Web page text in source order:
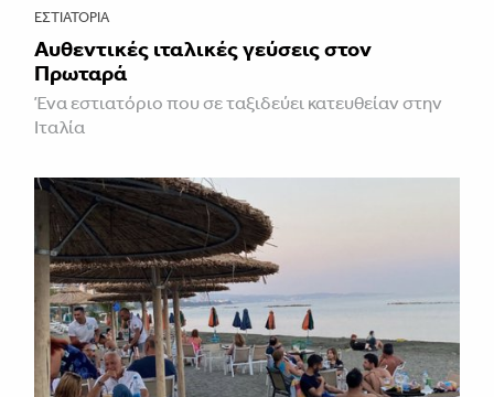
ΕΣΤΙΑΤΌΡΙΑ
Αυθεντικές ιταλικές γεύσεις στον
Πρωταρά
Ένα εστιατόριο που σε ταξιδεύει κατευθείαν στην
Ιταλία